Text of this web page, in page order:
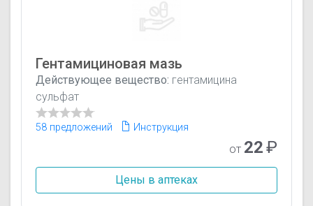
Гентамициновая мазь
Действующее вещество: гентамицина
сульфат
58 предложений Инструкция
от 22₽
Цены в аптеках